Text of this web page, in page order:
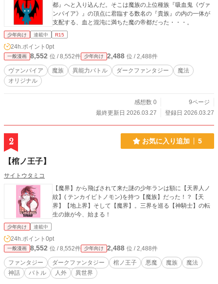
都』へと入り込んだ。そこは魔族の上位種族『吸血鬼《ヴァ
ンパイア》』の頂点に君臨する数名の『貴族』の内の一体が
支配する、血と混沌に満ちた魔の帝都だった・・・。
少年向け 連載中 R15
24h.ポイント 0pt
一般漫画 8,552 位 / 8,552件 少年向け 2,488 位 / 2,488件
ヴァンパイア 魔族 異能力バトル ダークファンタジー
魔法
オリジナル
感想数 0
9ページ
最終更新日 2026.03.27
登録日 2026.03.27
2 お気に入り追加 5
【棺ノ王子】
サイトウタミコ
【魔界】から飛ばされて来た謎の少年ランは額に【天界人ノ
紋】( テンカイビトノモン)を持つ【魔族】だった！？【天
界】【地上界】そして【魔界】。三界を巡る【神騎士】の転
生の旅が今、始まる！
少年向け 連載中
24h.ポイント 0pt
一般漫画 8,552 位 / 8,552件 少年向け 2,488 位 / 2,488件
ファンタジー ダークファンタジー 棺ノ王子 悪魔 魔族
魔法
神話
バトル 人外 異世界